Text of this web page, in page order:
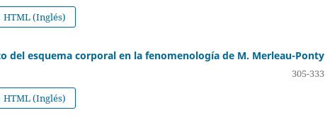
HTML (Inglés)
del esquema corporal en la fenomenología de M. Merleau-Ponty
305-333
HTML (Inglés)